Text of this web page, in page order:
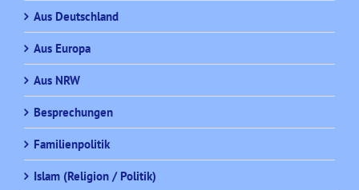
Aus Deutschland
Aus Europa
Aus NRW
Besprechungen
Familienpolitik
Islam (Religion / Politik)